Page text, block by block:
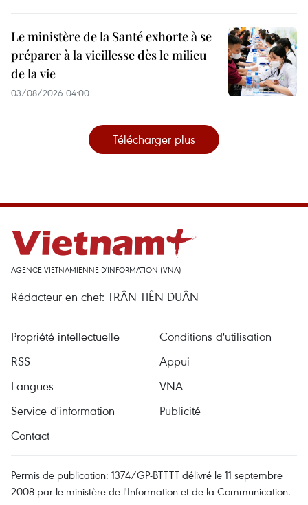
Le ministère de la Santé exhorte à se
préparer à la vieillesse dès le milieu
de la vie
03/08/2026 04:00
Télécharger plus
AGENCE VIETNAMIENNE D'INFORMATION (VNA)
Rédacteur en chef: TRÂN TIÊN DUÂN
Propriété intellectuelle
Conditions d'utilisation
RSS
Appui
Langues
VNA
Service d'information
Publicité
Contact
Permis de publication: 1374/GP-BTTTT délivré le 11 septembre
2008 par le ministère de l'Information et de la Communication.